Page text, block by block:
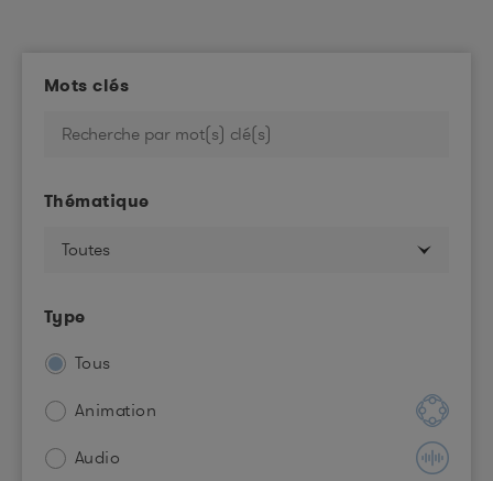
Mots clés
Thématique
Type
Tous
Animation
Audio